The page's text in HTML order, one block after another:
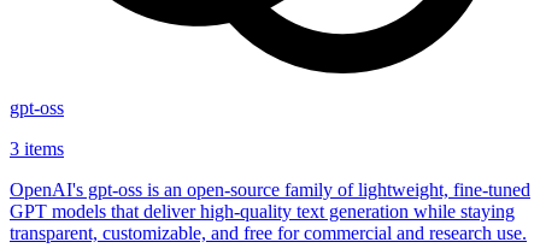
gpt-oss
3 items
OpenAI's gpt-oss is an open‑source family of lightweight, fine‑tuned
GPT models that deliver high‑quality text generation while staying
transparent, customizable, and free for commercial and research use.